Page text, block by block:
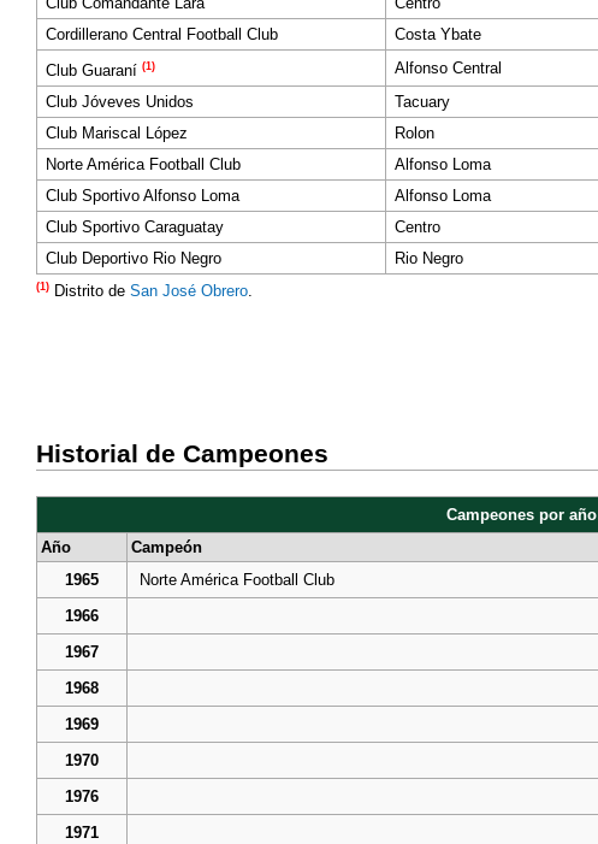
Cordillerano Central Football Club
Costa Ybate
Club Guaraní (1) Alfonso Central
Club Jóveves Unidos
Tacuary
Club Mariscal López
Rolon
Norte América Football Club
Alfonso Loma
Club Sportivo Alfonso Loma
Alfonso Loma
Club Sportivo Caraguatay
Centro
Club Deportivo Rio Negro
Rio Negro
(1) Distrito de San José Obrero.
Historial de Campeones
Campeones por año
Año
Campeón
1965
Norte América Football Club
1966
1967
1968
1969
1970
1976
1971